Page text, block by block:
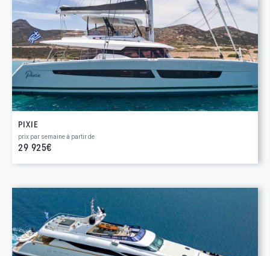
PIXIE
prix par semaine à partir de
29 925€